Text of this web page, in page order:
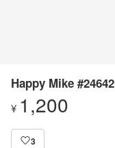
Happy Mike #24642
¥ 1,200
3